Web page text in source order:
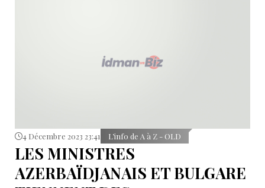
4 Décembre 2023 23:41 L’info de A à Z - OLD
LES MINISTRES
AZERBAÏDJANAIS ET BULGARE